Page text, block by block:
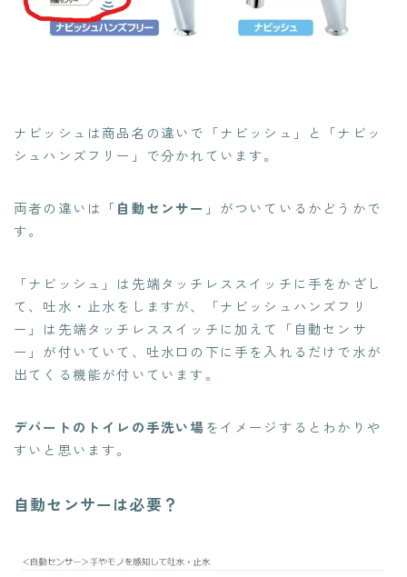
ナビッシュは商品名の違いで「ナビッシュ」と「ナビッ
シュハンズフリー」で分かれています。
両者の違いは「自動センサー 」がついているかどうかで
す。
「ナビッシュ」は先端タッチレススイッチに手をかざし
て、吐水・止水をしますが、「ナビッシュハンズフリ
ー」は先端タッチレススイッチに加えて「自動センサ
ー」が付いていて、吐水口の下に手を入れるだけで水が
出てくる機能が付いています。
デパートのトイレの手洗い場をイメージするとわかりや
すいと思います。
自動センサーは必要？